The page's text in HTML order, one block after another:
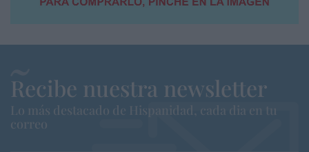
Recibe nuestra newsletter
Lo más destacado de Hispanidad, cada dia en tu
correo